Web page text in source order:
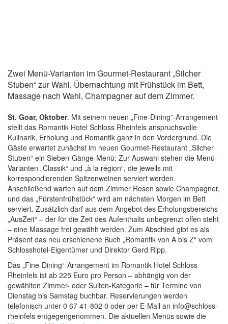
Zwei Menü-Varianten im Gourmet-Restaurant „Silcher
Stuben“ zur Wahl. Übernachtung mit Frühstück im Bett,
Massage nach Wahl, Champagner auf dem Zimmer.
St. Goar, Oktober. Mit seinem neuen „Fine-Dining”-Arrangement
stellt das Romantik Hotel Schloss Rheinfels anspruchsvolle
Kulinarik, Erholung und Romantik ganz in den Vordergrund. Die
Gäste erwartet zunächst im neuen Gourmet-Restaurant „Silcher
Stuben“ ein Sieben-Gänge-Menü: Zur Auswahl stehen die Menü-
Varianten „Classik“ und „à la région“, die jeweils mit
korrespondierenden Spitzenweinen serviert werden.
Anschließend warten auf dem Zimmer Rosen sowie Champagner,
und das „Fürstenfrühstück“ wird am nächsten Morgen im Bett
serviert. Zusätzlich darf aus dem Angebot des Erholungsbereichs
„AusZeit“ – der für die Zeit des Aufenthalts unbegrenzt offen steht
– eine Massage frei gewählt werden. Zum Abschied gibt es als
Präsent das neu erschienene Buch „Romantik von A bis Z“ vom
Schlosshotel-Eigentümer und Direktor Gerd Ripp.
Das „Fine-Dining“-Arrangement im Romantik Hotel Schloss
Rheinfels ist ab 225 Euro pro Person – abhängig von der
gewählten Zimmer- oder Suiten-Kategorie – für Termine von
Dienstag bis Samstag buchbar. Reservierungen werden
telefonisch unter 0 67 41-802 0 oder per E-Mail an info@schloss-
rheinfels entgegengenommen. Die aktuellen Menüs sowie die